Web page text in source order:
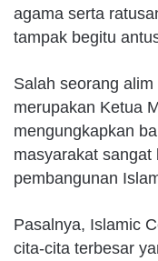
agama serta
tampak begitu
Salah seorang
merupakan Ketua
mengungkapkan
masyarakat sangat
pembangunan
Pasalnya, Islamic
cita-cita terbesar